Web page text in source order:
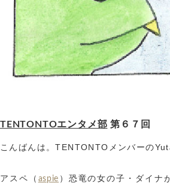
TENTONTOエンタメ部 第６７回
こんばんは。TENTONTOメンバーの
アスペ（ aspie ）恐竜の女の子・ダイナ